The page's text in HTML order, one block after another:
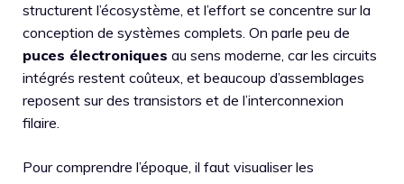
structurent l’écosystème, et l’effort se concentre sur la
conception de systèmes complets. On parle peu de
puces électroniques au sens moderne, car les circuits
intégrés restent coûteux, et beaucoup d’assemblages
reposent sur des transistors et de l’interconnexion
filaire.
Pour comprendre l’époque, il faut visualiser les